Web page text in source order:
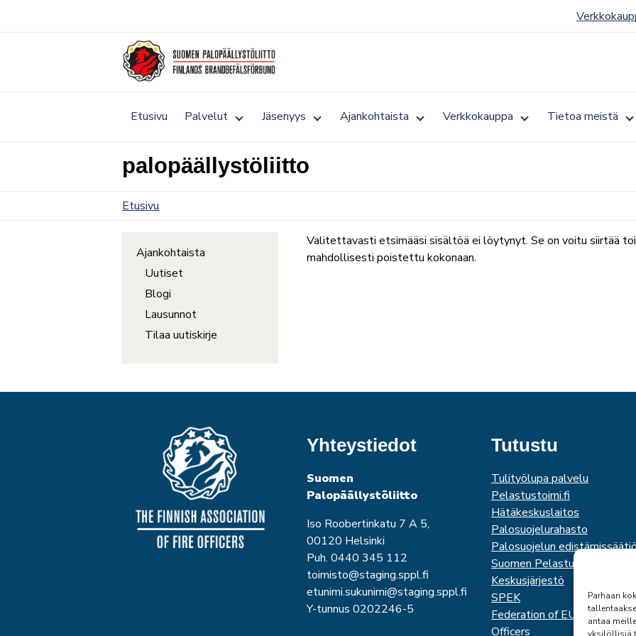
Parhaan
antaa
Etusivu Palvelut Toggle
submenu
Jäsenyys Toggle
submenu
Ajankohtaista Toggle
submenu
Verkkokauppa Toggle
submenu
Tietoa meistä
palopäällystöliitto
Etusivu
Valitettavasti etsimääsi sisältöä ei löytynyt. Se on voitu siirtää
mahdollisesti poistettu kokonaan.
Ajankohtaista
Uutiset
Blogi
Lausunnot
Tilaa uutiskirje
Yhteystiedot
Suomen
Palopäällystöliitto
Iso Roobertinkatu 7 A 5,
00120 Helsinki
Puh. 0440 345 112
toimisto@staging.sppl.fi
etunimi.sukunimi@staging.sppl.fi
Y-tunnus 0202246-5
Tutustu
Tulityölupa palvelu
Pelastustoimi.fi
Hätäkeskuslaitos
Palosuojelurahasto
Palosuojelun
Suomen Pelastusalan
Keskusjärjestö
SPEK
Federation of EUropean Fire
Officers